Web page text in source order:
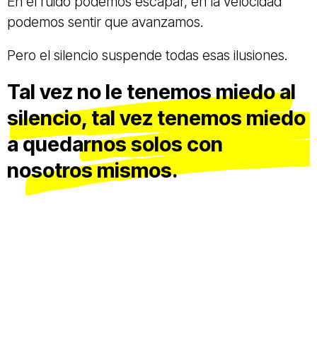
podemos sentir que avanzamos.
Pero el silencio suspende todas esas ilusiones.
Tal vez no le tenemos miedo al
silencio, tal vez tenemos miedo
a quedarnos solos con
nosotros mismos.